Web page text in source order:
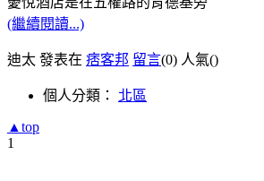
(繼續閱讀...)
迪太 發表在 痞客邦 留言(0) 人氣()
個人分類： 北區
▲top
1